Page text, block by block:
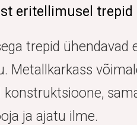
eritellimusel trepid
trepid ühendavad
Metallkarkass
konstruktsioone,
ja ajatu ilme.